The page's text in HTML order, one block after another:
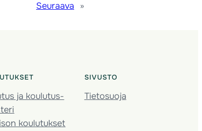
Seuraava »
ja koulutus­
koulutukset
SIVUSTO
Tietosuoja